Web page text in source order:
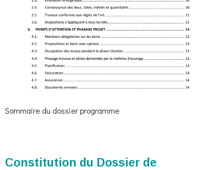
Sommaire du dossier programme
Constitution du Dossier de